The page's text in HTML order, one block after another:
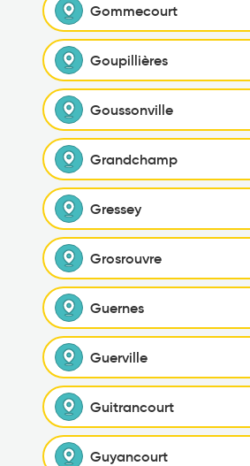
Gommecourt
Goupillières
Goussonville
Grandchamp
Gressey
Grosrouvre
Guernes
Guerville
Guitrancourt
Guyancourt